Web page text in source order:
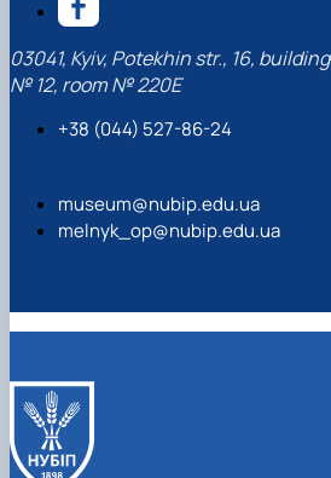
03041, Kyiv, Potekhin str., 16, building
№ 12, room № 220Е
+38 (044) 527-86-24
museum@nubip.edu.ua
melnyk_op@nubip.edu.ua